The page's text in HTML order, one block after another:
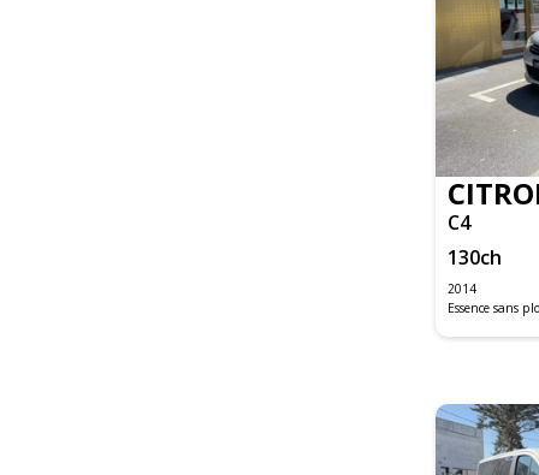
C4
130ch
2014
Essence sans